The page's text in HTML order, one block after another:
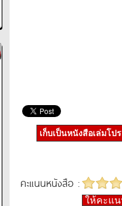
เก็บเป็นหนังสือเล่มโป
คะแนนหนังสือ :
ให้คะแ